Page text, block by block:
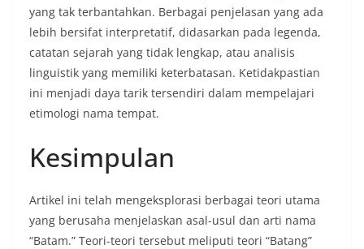
yang tak terbantahkan. Berbagai penjelasan yang ada
lebih bersifat interpretatif, didasarkan pada legenda,
catatan sejarah yang tidak lengkap, atau analisis
linguistik yang memiliki keterbatasan. Ketidakpastian
ini menjadi daya tarik tersendiri dalam mempelajari
etimologi nama tempat.
Kesimpulan
Artikel ini telah mengeksplorasi berbagai teori utama
yang berusaha menjelaskan asal-usul dan arti nama
“Batam.” Teori-teori tersebut meliputi teori “Batang”